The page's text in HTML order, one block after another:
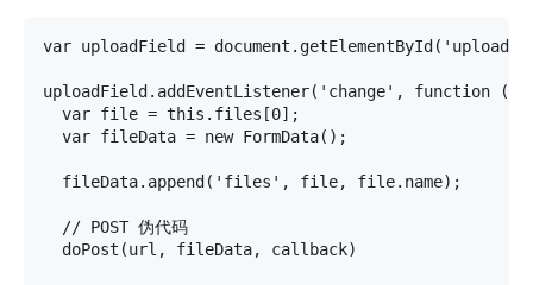
var uploadField =
uploadField.addEventListener('change', function ()
  var file = this.files[0];
  var fileData = new FormData();
  fileData.append('files', file, file.name);
  // POST 伪代码
  doPost(url, fileData, callback)